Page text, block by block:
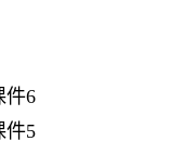
件6
件5